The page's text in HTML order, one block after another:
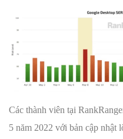
Các thành viên tại
5 năm 2022 với bản cập nhật